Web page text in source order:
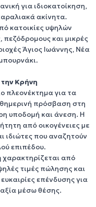
για ιδιοκατοίκηση,
ακίνητα.
κατοικίες υψηλών
και μικρές
Άγιος Ιωάννης, Νέα
.
την Κρήνη
πλεονέκτημα για τα
πρόσβαση στη
υποδομή και άνεση. Η
από οικογένειες με
ιδιώτες που αναζητούν
επιπέδου.
χαρακτηρίζεται από
τιμές πώλησης και
επένδυσης για
μέσω θέσης.